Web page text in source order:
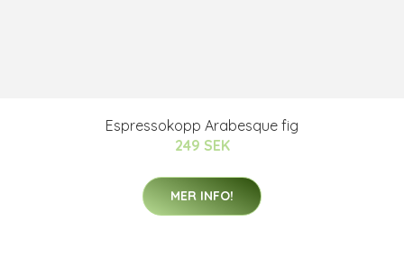
Espressokopp Arabesque fig
249 SEK
MER INFO!